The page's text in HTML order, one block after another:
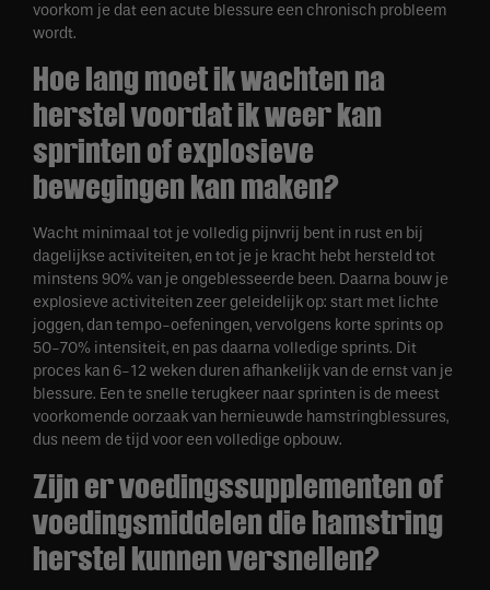
voorkom je dat een acute blessure een chronisch probleem
wordt.
Hoe lang moet ik wachten na
herstel voordat ik weer kan
sprinten of explosieve
bewegingen kan maken?
Wacht minimaal tot je volledig pijnvrij bent in rust en bij
dagelijkse activiteiten, en tot je je kracht hebt hersteld tot
minstens 90% van je ongeblesseerde been. Daarna bouw je
explosieve activiteiten zeer geleidelijk op: start met lichte
joggen, dan tempo-oefeningen, vervolgens korte sprints op
50-70% intensiteit, en pas daarna volledige sprints. Dit
proces kan 6-12 weken duren afhankelijk van de ernst van je
blessure. Een te snelle terugkeer naar sprinten is de meest
voorkomende oorzaak van hernieuwde hamstringblessures,
dus neem de tijd voor een volledige opbouw.
Zijn er voedingssupplementen of
voedingsmiddelen die hamstring
herstel kunnen versnellen?